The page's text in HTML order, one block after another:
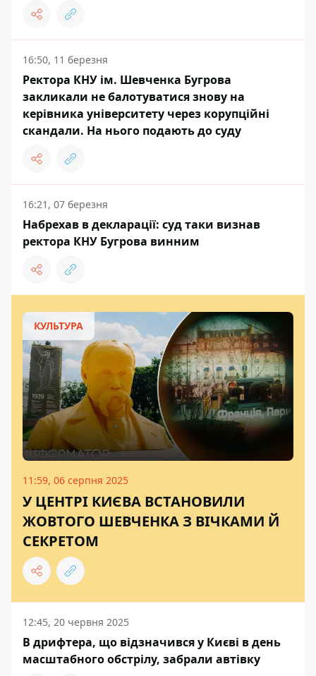
16:50, 11 березня
Ректора КНУ ім. Шевченка Бугрова
закликали не балотуватися знову на
керівника університету через корупційні
скандали. На нього подають до суду
16:21, 07 березня
Набрехав в декларації: суд таки визнав
ректора КНУ Бугрова винним
КУЛЬТУРА
11:59, 06 серпня 2025
У ЦЕНТРІ КИЄВА ВСТАНОВИЛИ
ЖОВТОГО ШЕВЧЕНКА З ВІЧКАМИ Й
СЕКРЕТОМ
12:45, 20 червня 2025
В дрифтера, що відзначився у Києві в день
масштабного обстрілу, забрали автівку